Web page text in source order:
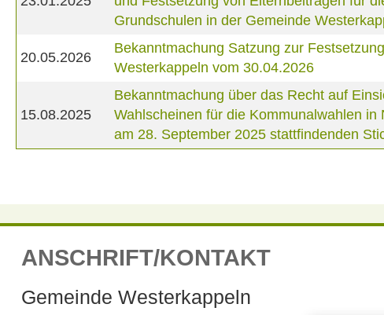
Grundschulen in der Gemeinde
20.05.2026
Bekanntmachung Satzung zur
Westerkappeln vom 30.04.2026
15.08.2025
Bekanntmachung über das Recht auf
Wahlscheinen für die Kommunalwahlen
am 28. September 2025 stattfindenden
ANSCHRIFT/KONTAKT
Gemeinde Westerkappeln